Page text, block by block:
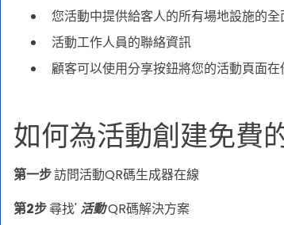
您活動中提供給客人的所有場地設施的全
活動工作人員的聯絡資訊
顧客可以使用分享按鈕將您的活動頁面在
如何為活動創建免費
第一步訪問活動QR碼生成器在線
第2步尋找' 活動QR碼解決方案